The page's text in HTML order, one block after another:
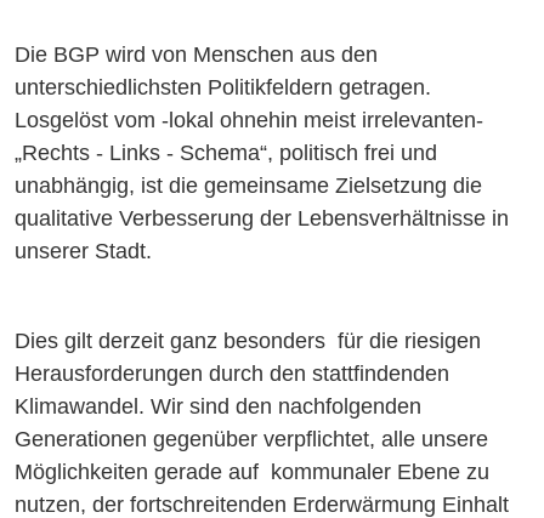
Die BGP wird von Menschen aus den
unterschiedlichsten Politikfeldern getragen.
Losgelöst vom -lokal ohnehin meist irrelevanten-
„Rechts - Links - Schema“, politisch frei und
unabhängig, ist die gemeinsame Zielsetzung die
qualitative Verbesserung der Lebensverhältnisse in
unserer Stadt.
Dies gilt derzeit ganz besonders für die riesigen
Herausforderungen durch den stattfindenden
Klimawandel. Wir sind den nachfolgenden
Generationen gegenüber verpflichtet, alle unsere
Möglichkeiten gerade auf kommunaler Ebene zu
nutzen, der fortschreitenden Erderwärmung Einhalt